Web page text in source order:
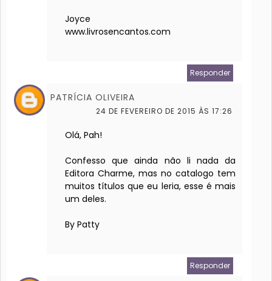
Joyce
www.livrosencantos.com
Responder
PATRÍCIA OLIVEIRA
24 DE FEVEREIRO DE 2015 ÀS 17:26
Olá, Pah!
Confesso que ainda não li nada da
Editora Charme, mas no catalogo tem
muitos títulos que eu leria, esse é mais
um deles.
By Patty
Responder